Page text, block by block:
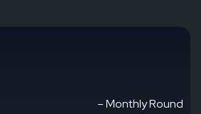
– Monthly Round